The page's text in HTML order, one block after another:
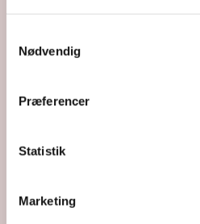
Nødvendig
Præferencer
Statistik
Marketing